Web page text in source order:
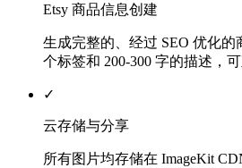
Etsy 商品信息创建
生成完整的、经过 SEO 优化
个标签和 200-300 字的描述，
✓
云存储与分享
所有图片均存储在 ImageKit